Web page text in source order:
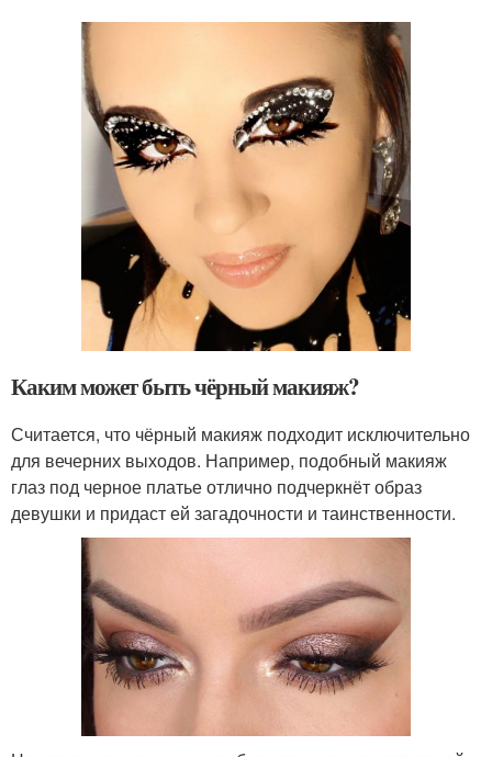
Каким может быть чёрный макияж?
Считается, что чёрный макияж подходит исключительно
для вечерних выходов. Например, подобный макияж
глаз под черное платье отлично подчеркнёт образ
девушки и придаст ей загадочности и таинственности.